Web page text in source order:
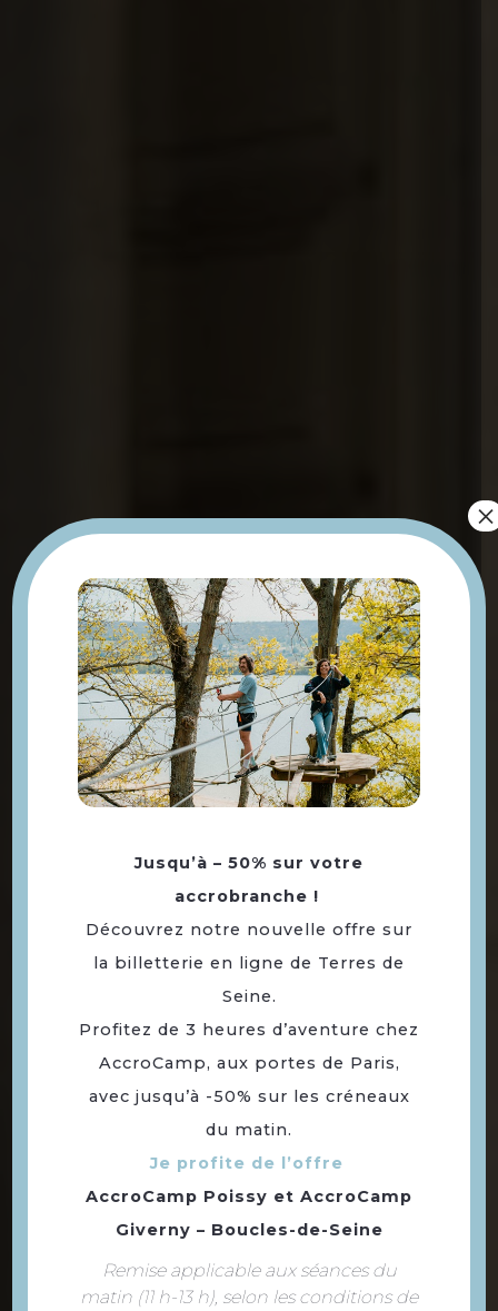
Musée de la batellerie et
des voies navigables
Jusqu’à – 50% sur votre
accrobranche !
Découvrez notre nouvelle offre sur
la billetterie en ligne de Terres de
Seine.
Profitez de 3 heures d’aventure chez
AccroCamp, aux portes de Paris,
avec jusqu’à -50% sur les créneaux
du matin.
Je profite de l’offre
AccroCamp Poissy et AccroCamp
Giverny – Boucles-de-Seine
Remise applicable aux séances du
matin (11 h-13 h), selon les conditions de
×